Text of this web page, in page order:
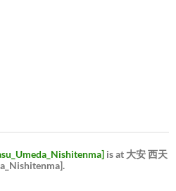
is at 大安 西天